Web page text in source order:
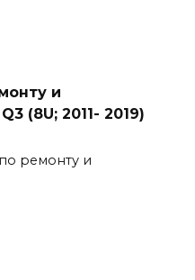
и
(8U; 2011- 2019)
ремонту и